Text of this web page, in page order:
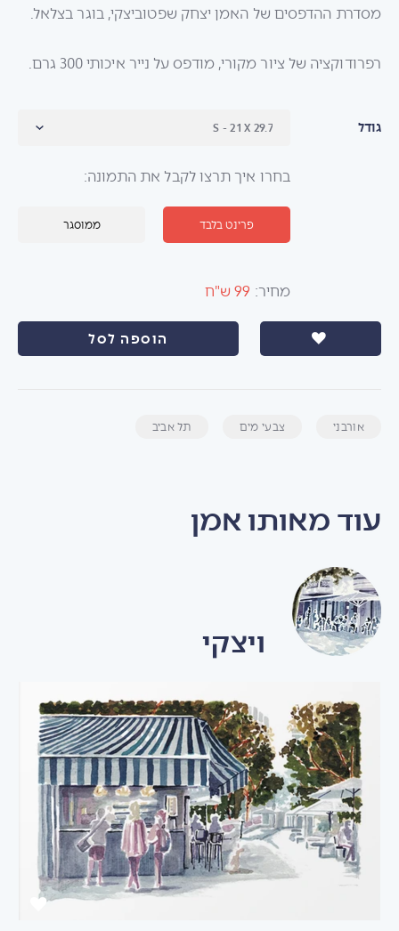
מסדרת ההדפסים של האמן יצחק שפטוביצקי, בוגר בצלאל.
רפרודוקציה של ציור מקורי, מודפס על נייר איכותי 300 גרם.
גודל
בחרו איך תרצו לקבל את התמונה:
פרינט בלבד ממוסגר
מחיר: 99 ש"ח
הוספה לסל
אורבני צבעי מים תל אביב
עוד מאותו אמן
ויצקי